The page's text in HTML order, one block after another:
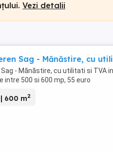
Vezi detalii
Sag - Mănăstire, cu
- Mănăstire, cu utilitati si TVA
intre 500 si 600 mp, 55 euro
| 600 m2